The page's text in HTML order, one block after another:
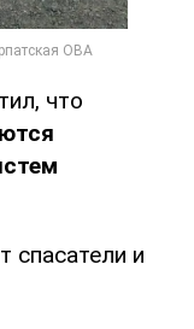
что
спасатели и